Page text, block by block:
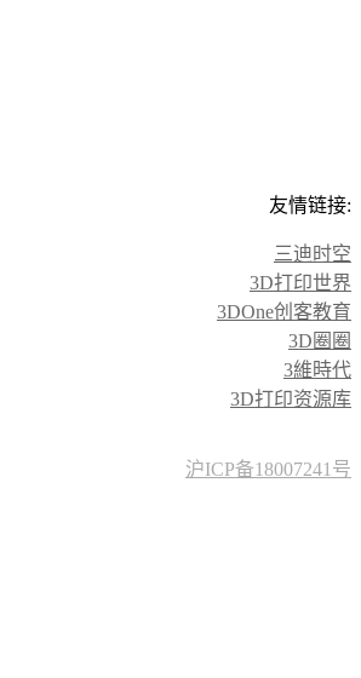
友情链接:
三迪时空
3D打印世界
3DOne创客教育
3D圈圈
3維時代
3D打印资源库
沪ICP备18007241号